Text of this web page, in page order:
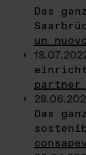
Das
un
partner
Das